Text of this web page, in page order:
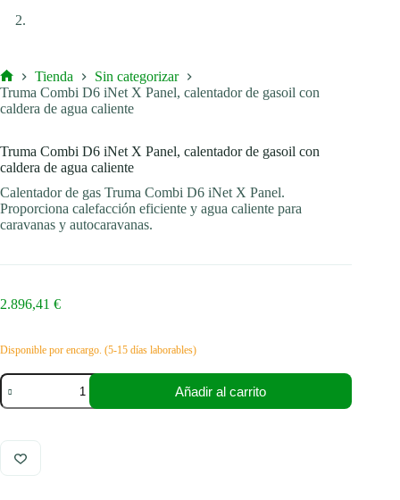
Inicio
Tienda
Sin categorizar
Truma Combi D6 iNet X Panel, calentador de gasoil con
caldera de agua caliente
Truma Combi D6 iNet X Panel, calentador de gasoil con
caldera de agua caliente
Calentador de gas Truma Combi D6 iNet X Panel.
Proporciona calefacción eficiente y agua caliente para
caravanas y autocaravanas.
2.896,41 €
Disponible por encargo. (5-15 días laborables)
Truma
Combi
D6
X
Panel,
calentador
Añadir al carrito